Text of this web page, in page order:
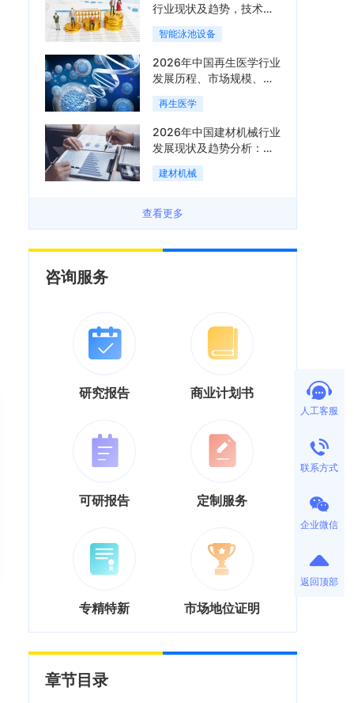
行业现状及趋势，技术端
朝着系统集成、绿色节能
方向迭代「图」
智能泳池设备
2026年中国再生医学行业
发展历程、市场规模、相
关政策、产业链、竞争格
局及发展潜力分析「图」
再生医学
2026年中国建材机械行业
发展现状及趋势分析：企
业加速向“装备+系统+服
务”综合服务商转型「图」
建材机械
查看更多
咨询服务
研究报告 商业计划书
可研报告 定制服务
专精特新 市场地位证明
章节目录
人工客服
联系方式
企业微信
返回顶部